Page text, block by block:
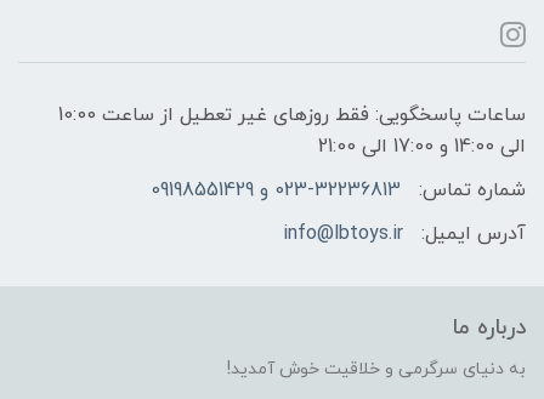
ساعات پاسخگویی: فقط روزهای غیر تعطیل از ساعت 10:00
الی 14:00 و 17:00 الی 21:00
شماره تماس:
023-32236813 و 09198551429
آدرس ایمیل:
info@lbtoys.ir
درباره ما
به دنیای سرگرمی و خلاقیت خوش آمدید!